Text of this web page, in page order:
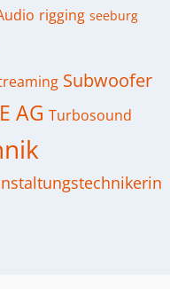
rigging seeburg
Subwoofer
AG Turbosound